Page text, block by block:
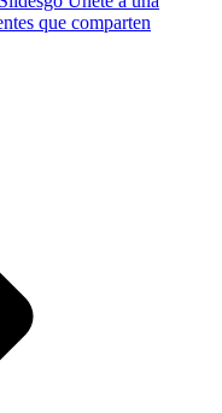
que comparten